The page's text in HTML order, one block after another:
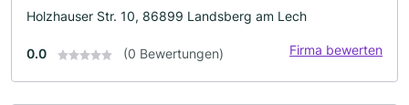
Holzhauser Str. 10, 86899 Landsberg am Lech
0.0 (0 Bewertungen) Firma bewerten